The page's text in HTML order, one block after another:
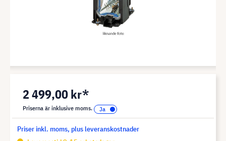
2 499,00 kr*
Priserna är inklusive moms.
Priser inkl. moms, plus leveranskostnader